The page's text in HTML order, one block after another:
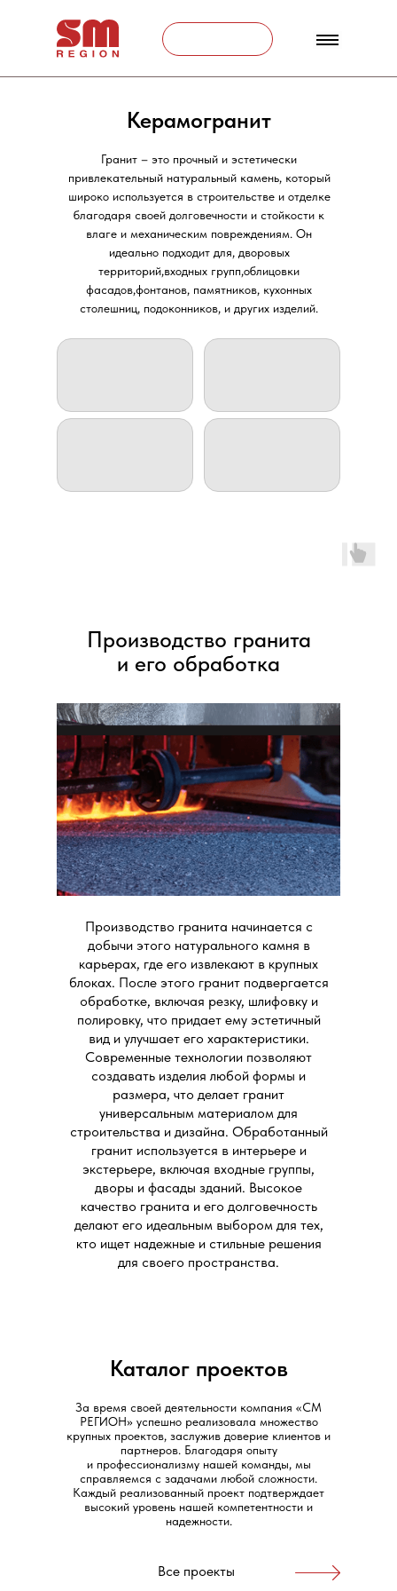
Керамогранит
Гранит – это прочный и эстетически
привлекательный натуральный камень, который
широко используется в строительстве и отделке
благодаря своей долговечности и стойкости к
влаге и механическим повреждениям. Он
идеально подходит для, дворовых
территорий,входных групп,облицовки
фасадов,фонтанов, памятников, кухонных
столешниц, подоконников, и других изделий.
Производство гранита
и его обработка
Производство гранита начинается с
добычи этого натурального камня в
карьерах, где его извлекают в крупных
блоках. После этого гранит подвергается
обработке, включая резку, шлифовку и
полировку, что придает ему эстетичный
вид и улучшает его характеристики.
Современные технологии позволяют
создавать изделия любой формы и
размера, что делает гранит
универсальным материалом для
строительства и дизайна. Обработанный
гранит используется в интерьере и
экстерьере, включая входные группы,
дворы и фасады зданий. Высокое
качество гранита и его долговечность
делают его идеальным выбором для тех,
кто ищет надежные и стильные решения
для своего пространства.
Каталог проектов
За время своей деятельности компания «СМ
РЕГИОН» успешно реализовала множество
крупных проектов, заслужив доверие клиентов и
партнеров. Благодаря опыту
и профессионализму нашей команды, мы
справляемся с задачами любой сложности.
Каждый реализованный проект подтверждает
высокий уровень нашей компетентности и
надежности.
Все проекты
Фонтан «Ротонда»
Памятник в честь 80-я
войны на территории
Электровозоремонтного
Фонтан «Орфей»
Памятник имени героя
Великой Отечественной
войны Оганова С.А.
Фонтан
«Покровский»
Фонтан «Лира»
Фонтан «Витязь»
Жилой комплекс
«Пушкин»